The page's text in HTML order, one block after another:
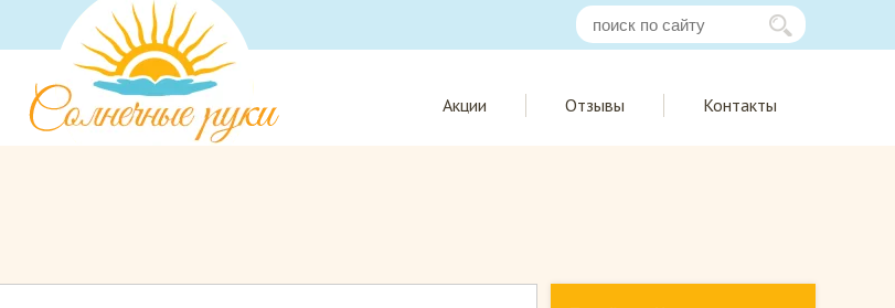
Акции Отзывы Контакты